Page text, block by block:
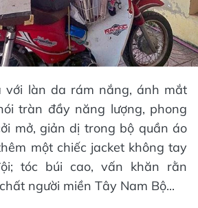
với làn da rám nắng, ánh mắt
tràn đầy năng lượng, phong
mở, giản dị trong bộ quần áo
một chiếc jacket không tay
tóc búi cao, vấn khăn rằn
người miền Tây Nam Bộ...